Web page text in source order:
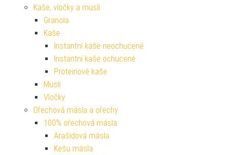
Kaše, vločky a müsli
Granola
Kaše
Instantní kaše neochucené
Instantní kaše ochucené
Proteinové kaše
Müsli
Vločky
Ořechová másla a ořechy
100% ořechová másla
Arašídová másla
Kešu másla